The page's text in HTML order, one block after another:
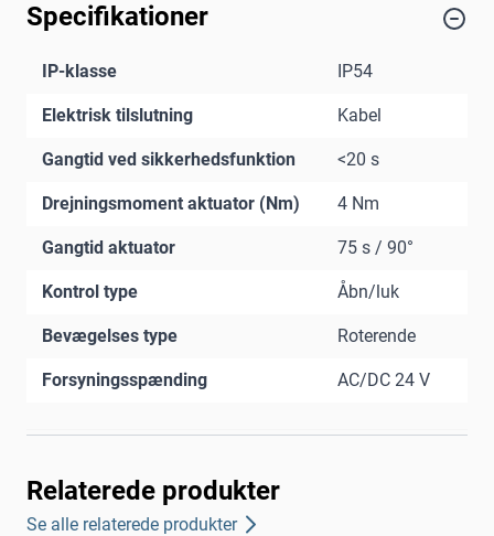
Specifikationer
IP-klasse IP54
Elektrisk tilslutning Kabel
Gangtid ved sikkerhedsfunktion <20 s
Drejningsmoment aktuator (Nm) 4 Nm
Gangtid aktuator 75 s / 90°
Kontrol type Åbn/luk
Bevægelses type Roterende
Forsyningsspænding AC/DC 24 V
Relaterede produkter
Se alle relaterede produkter